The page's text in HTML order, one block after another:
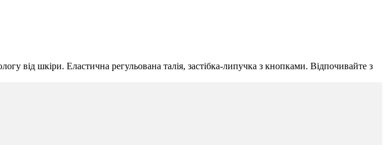
від шкіри. Еластична регульована талія, застібка-липучка з кнопками. Відпочивайте з